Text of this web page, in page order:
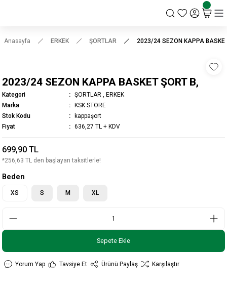
Anasayfa ERKEK ŞORTLAR 2023/24 SEZON KAPPA
2023/24 SEZON KAPPA BASKET ŞORT B,
Kategori ŞORTLAR
ERKEK
Marka
KSK STORE
Stok Kodu
kappaşort
Fiyat
636,27 TL + KDV
699,90 TL
*256,63 TL den başlayan taksitlerle!
Beden
XS S M XL
Sepete Ekle
Yorum Yap Tavsiye Et Ürünü Paylaş Karşılaştır